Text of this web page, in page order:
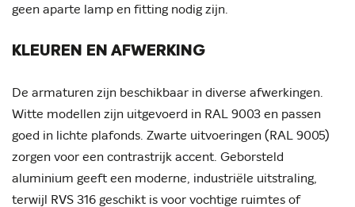
geen aparte lamp en fitting nodig zijn.
KLEUREN EN AFWERKING
De armaturen zijn beschikbaar in diverse afwerkingen.
Witte modellen zijn uitgevoerd in RAL 9003 en passen
goed in lichte plafonds. Zwarte uitvoeringen (RAL 9005)
zorgen voor een contrastrijk accent. Geborsteld
aluminium geeft een moderne, industriële uitstraling,
terwijl RVS 316 geschikt is voor vochtige ruimtes of